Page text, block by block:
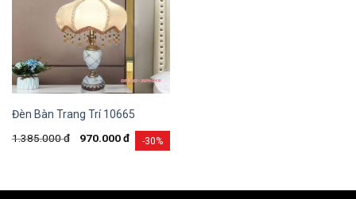
-30%
Đèn Bàn Trang Trí 10665
1.385.000đ 970.000đ